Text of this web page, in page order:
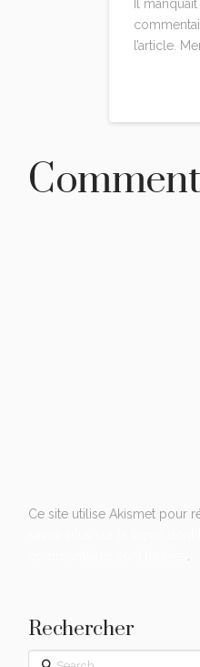
Il
l’article.
Ce site utilise Akismet pour
Rechercher
Search